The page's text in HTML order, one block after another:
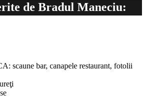
de Bradul Maneciu:
scaune bar, canapele restaurant, fotolii